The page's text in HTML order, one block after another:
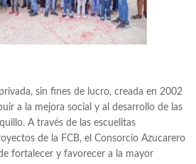
sin fines de lucro, creada en 2002
a la mejora social y al desarrollo de las
A través de las escuelitas
de la FCB, el Consorcio Azucarero
fortalecer y favorecer a la mayor